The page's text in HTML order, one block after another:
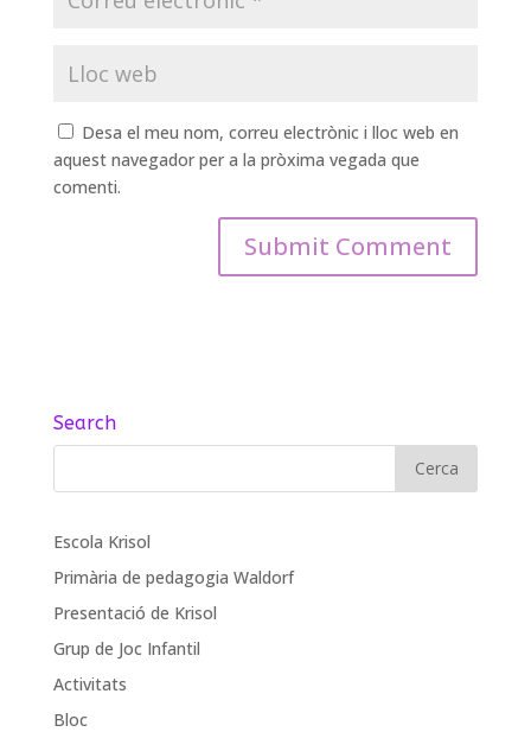
Desa el meu nom, correu electrònic i lloc web en
aquest navegador per a la pròxima vegada que
comenti.
Search
Escola Krisol
Primària de pedagogia Waldorf
Presentació de Krisol
Grup de Joc Infantil
Activitats
Bloc